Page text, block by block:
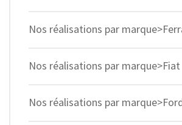
Nos réalisations par
Nos réalisations par marque>Fiat
Nos réalisations par